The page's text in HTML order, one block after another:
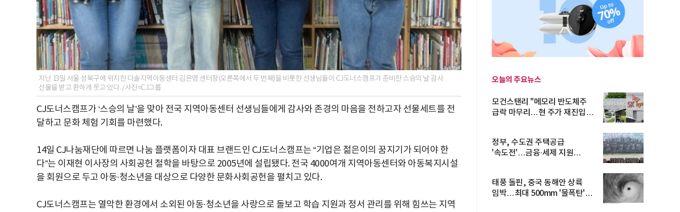
지난 13일 서울 성북구에 위치한 다솔지역아동센터 김은영 센터장(오른쪽에서 두 번째)을 비롯한 선생님들이 CJ도너스캠프가 준비한 스승의 날 감사
선물을 받고 환하게 웃고 있다. /사진=CJ그룹
CJ도너스캠프가 ‘스승의 날’을 맞아 전국 지역아동센터 선생님들에게 감사와 존경의 마음을 전하고자 선물세트를 전
달하고 문화 체험 기회를 마련했다.
14일 CJ나눔재단에 따르면 나눔 플랫폼이자 대표 브랜드인 CJ도너스캠프는 “기업은 젊은이의 꿈지기가 되어야 한
다”는 이재현 이사장의 사회공헌 철학을 바탕으로 2005년에 설립됐다. 전국 4000여개 지역아동센터와 아동복지시설
을 회원으로 두고 아동∙청소년을 대상으로 다양한 문화사회공헌을 펼치고 있다.
CJ도너스캠프는 열악한 환경에서 소외된 아동∙청소년을 사랑으로 돌보고 학습 지원과 정서 관리를 위해 힘쓰는 지역
오늘의 주요뉴스
모건스탠리 "메모리 반도체주
급락 마무리…현 주가 재진입
정부, 수도권 주택공급
'속도전'…금융·세제 지원
태풍 돌핀, 중국 동해안 상륙
임박…최대 500mm '물폭탄'